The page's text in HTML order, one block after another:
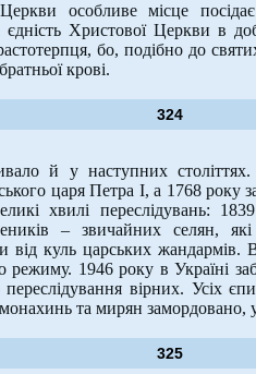
особливе місце
Христової Церкви в
бо, подібно до
крові.
324
й у наступних століттях.
царя Петра І, а 1768 року
хвилі переслідувань:
– звичайних селян,
від куль царських
режиму. 1946 року в Україні
вірних. Усіх
та мирян замордовано,
325